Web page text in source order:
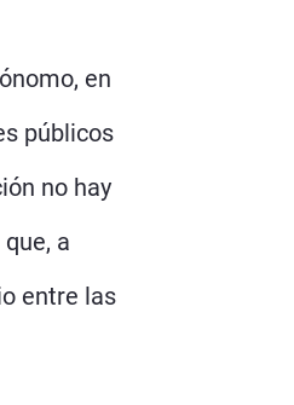
en
públicos
no hay
a
entre las